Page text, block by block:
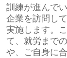
訓練が進んで
企業を訪問し
実施します。
て、就労まで
や、ご自身に